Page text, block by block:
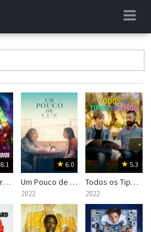
8.1
Star Trek: Strange New Worlds
6.0
Um Pouco de Luz
2022
5.3
Todos os Tipos de Amor
2022